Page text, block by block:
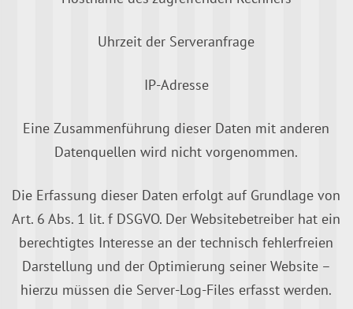
Uhrzeit der Serveranfrage
IP-Adresse
Eine Zusammenführung dieser Daten mit anderen
Datenquellen wird nicht vorgenommen.
Die Erfassung dieser Daten erfolgt auf Grundlage von
Art. 6 Abs. 1 lit. f DSGVO. Der Websitebetreiber hat ein
berechtigtes Interesse an der technisch fehlerfreien
Darstellung und der Optimierung seiner Website –
hierzu müssen die Server-Log-Files erfasst werden.